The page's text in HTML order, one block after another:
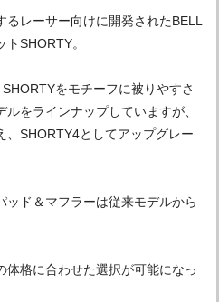
レーサー向けに開発されたBELL
SHORTY。
をモチーフに被りやすさ
をラインナップしていますが、
、SHORTY4としてアップグレー
ド＆マフラーは従来モデルから
体格に合わせた選択が可能になっ